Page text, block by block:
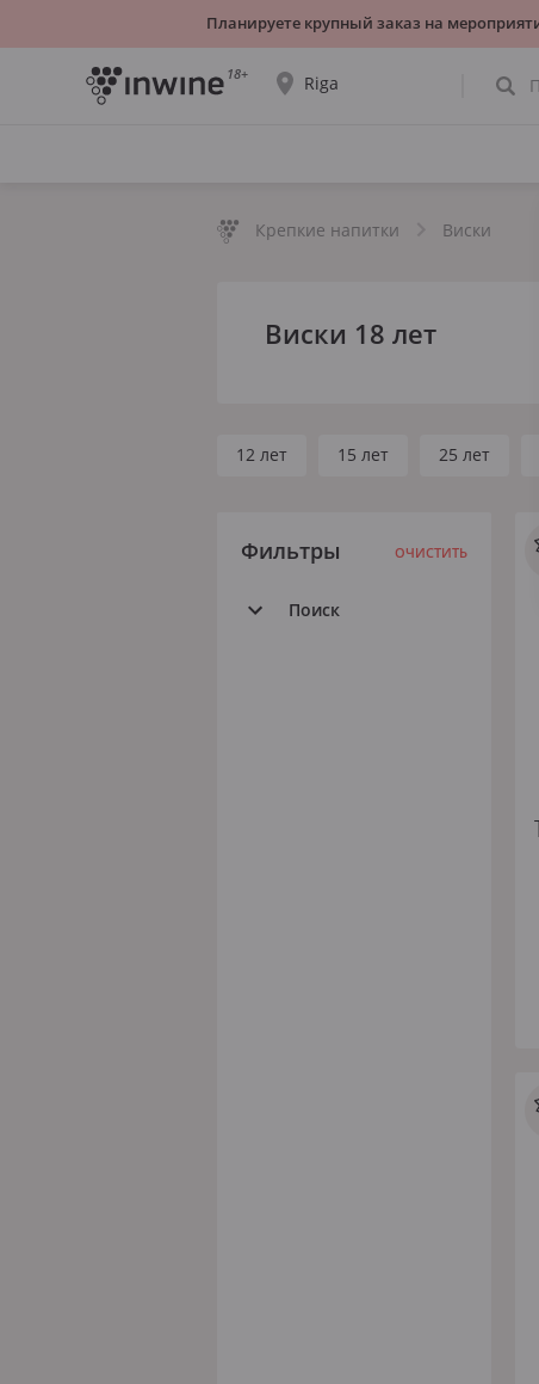
18+ Riga
ДА, ВСЁ ВЕРНО ВЫБРАТЬ ДРУГОЙ
Крепкие напитки Виски
Виски 18 лет
12 лет 15 лет 25 лет
Фильтры ОЧИСТИТЬ
Поиск
Планируете крупный заказ на